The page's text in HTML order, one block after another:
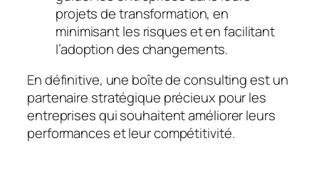
projets de transformation, en
minimisant les risques et en facilitant
l’adoption des changements.
En définitive, une boîte de consulting est un
partenaire stratégique précieux pour les
entreprises qui souhaitent améliorer leurs
performances et leur compétitivité.